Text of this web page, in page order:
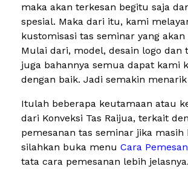
maka akan terkesan begitu saja
spesial. Maka dari itu, kami
kustomisasi tas seminar yang
Mulai dari, model, desain logo dan
juga bahannya semua dapat kami
dengan baik. Jadi semakin
Itulah beberapa keutamaan atau
dari Konveksi Tas Raijua, terkait
pemesanan tas seminar jika masih
silahkan buka menu Cara
tata cara pemesanan lebih